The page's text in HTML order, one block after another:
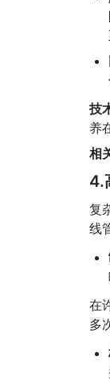
技
养
相
4.
复
线
在
多